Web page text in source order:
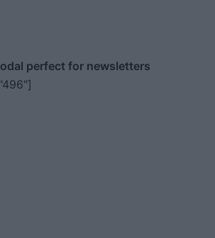
perfect for newsletters